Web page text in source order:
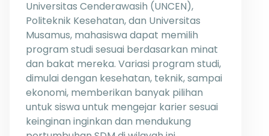
Universitas Cenderawasih (UNCEN),
Politeknik Kesehatan, dan Universitas
Musamus, mahasiswa dapat memilih
program studi sesuai berdasarkan minat
dan bakat mereka. Variasi program studi,
dimulai dengan kesehatan, teknik, sampai
ekonomi, memberikan banyak pilihan
untuk siswa untuk mengejar karier sesuai
keinginan inginkan dan mendukung